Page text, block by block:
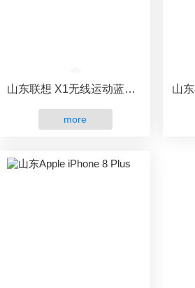
山东联想 X1无线运动蓝牙耳机
more
山